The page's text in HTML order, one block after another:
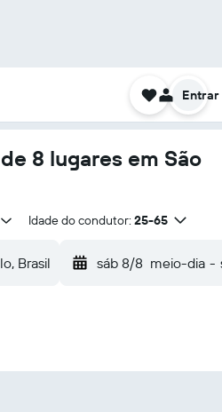
Entrar
8 lugares em São
Idade do condutor: 25-65
Brasil sáb 8/8 meio-dia -